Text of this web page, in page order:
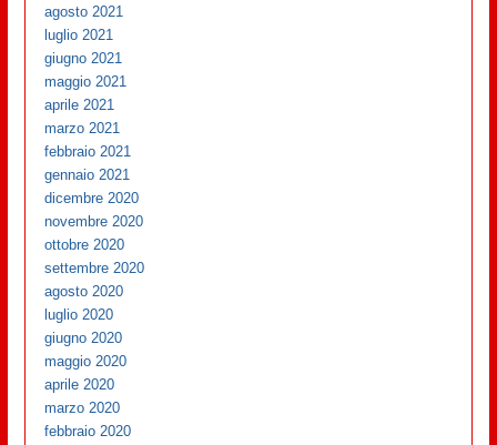
agosto 2021
luglio 2021
giugno 2021
maggio 2021
aprile 2021
marzo 2021
febbraio 2021
gennaio 2021
dicembre 2020
novembre 2020
ottobre 2020
settembre 2020
agosto 2020
luglio 2020
giugno 2020
maggio 2020
aprile 2020
marzo 2020
febbraio 2020